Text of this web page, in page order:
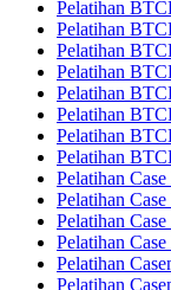
Pelatihan
Pelatihan
Pelatihan
Pelatihan
Pelatihan
Pelatihan
Pelatihan
Pelatihan
Pelatihan
Pelatihan
Pelatihan
Pelatihan
Pelatihan
Pelatihan